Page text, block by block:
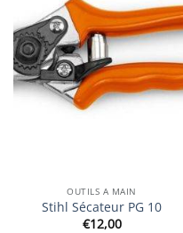
Ajouter
à la
wishlist
OUTILS A MAIN
Stihl Sécateur PG 10
€12,00